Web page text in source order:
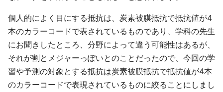
個人的によく目にする抵抗は、炭素被膜抵抗で抵抗値が4
本のカラーコードで表されているものであり、学科の先生
にお聞きしたところ、分野によって違う可能性はあるが、
それが割とメジャーっぽいとのことだったので、今回の学
習や予測の対象とする抵抗は炭素被膜抵抗で抵抗値が4本
のカラーコードで表現されているものに絞ることにしまし